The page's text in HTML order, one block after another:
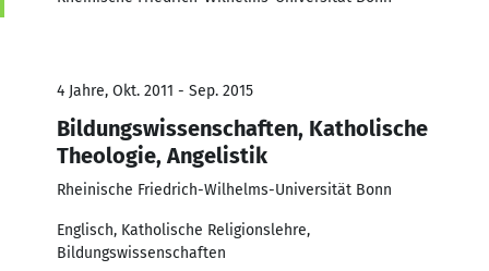
4 Jahre, Okt. 2011 - Sep. 2015
Bildungswissenschaften, Katholische
Theologie, Angelistik
Rheinische Friedrich-Wilhelms-Universität Bonn
Englisch, Katholische Religionslehre,
Bildungswissenschaften